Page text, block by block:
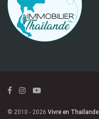
© 2010 - 2026 Vivre en Thaïlande